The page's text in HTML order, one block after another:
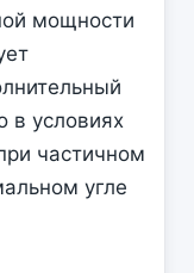
мощности
в условиях
частичном
угле